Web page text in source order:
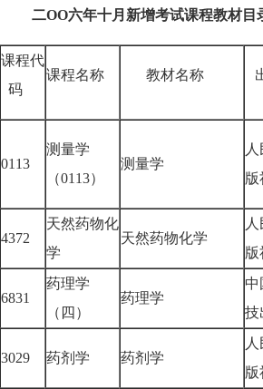
二OO六年十月新增考试课程教材目
课程代
码
课程名称 教材名称
0113
测量学
（0113）
测量学
4372
天然药物化
学
天然药物化学
6831
药理学
（四）
药理学
中
3029 药剂学 药剂学